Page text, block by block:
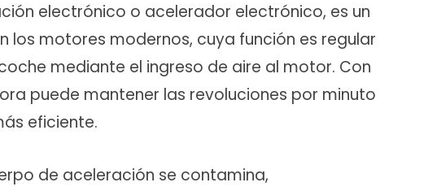
electrónico o acelerador electrónico, es un
los motores modernos, cuya función es regular
mediante el ingreso de aire al motor. Con
puede mantener las revoluciones por minuto
eficiente.
de aceleración se contamina,